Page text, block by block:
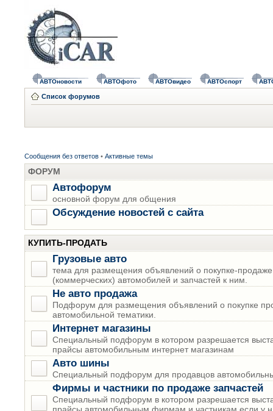
АВТОновости АВТОфото АВТОвидео АВТОспорт
Список форумов
Сообщения без ответов • Активные темы
ФОРУМ
Автофорум
основной форум для общения
Обсуждение новостей с сайта
КУПИТЬ-ПРОДАТЬ
Грузовые авто
тема для размещения объявлений о покупке-продаже
(коммерческих) автомобилей и запчастей к ним.
Не авто продажа
Подфорум для размещения объявлений о покупке
автомобильной тематики.
Интернет магазины
Специальный подфорум в котором разрешается
прайсы автомобильным интернет магазинам
Авто шины
Специальный подфорум для продавцов
Фирмы и частники по продаже запчастей
Специальный подфорум в котором разрешается
прайсы автомобильным фирмам и частникам если у